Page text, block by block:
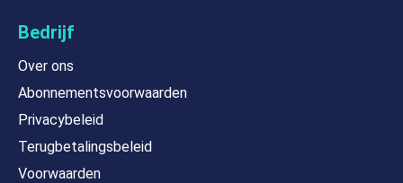
Bedrijf
Over ons
Abonnementsvoorwaarden
Privacybeleid
Terugbetalingsbeleid
Voorwaarden